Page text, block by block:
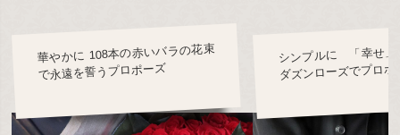
華やかに 108本の赤いバラの花束
で永遠を誓うプロポーズ
シンプルに 「幸せ」
ダズンローズでプロポ